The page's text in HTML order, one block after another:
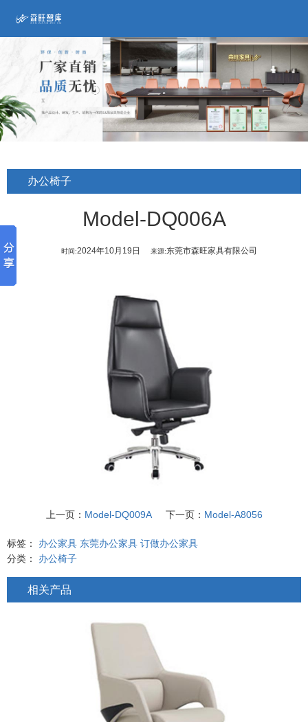
办公椅子
Model-DQ006A
时间:2024年10月19日 来源:东莞市森旺家具有限公司
上一页： Model-DQ009A 下一页： Model-A8056
标签： 办公家具 东莞办公家具 订做办公家具
分类： 办公椅子
相关产品